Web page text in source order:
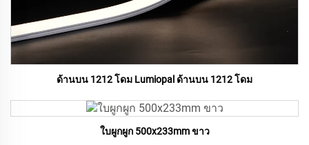
ด้านบน 1212 โดม Lumiopal ด้านบน 1212 โดม
ใบผูกผูก 500x233mm ขาว